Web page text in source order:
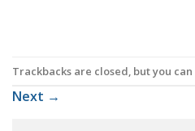
Trackbacks are closed, but you can
Next →